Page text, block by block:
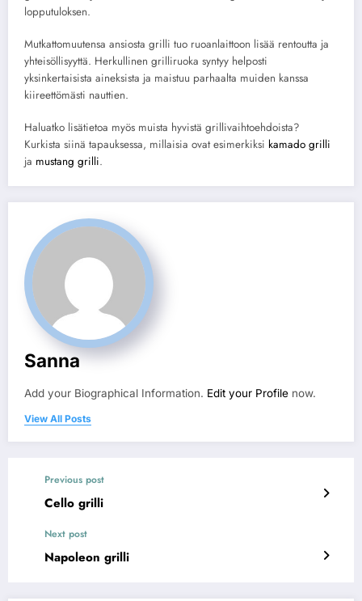
lopputuloksen.
Mutkattomuutensa ansiosta grilli tuo ruoanlaittoon lisää rentoutta ja
yhteisöllisyyttä. Herkullinen grilliruoka syntyy helposti
yksinkertaisista aineksista ja maistuu parhaalta muiden kanssa
kiireettömästi nauttien.
Haluatko lisätietoa myös muista hyvistä grillivaihtoehdoista?
Kurkista siinä tapauksessa, millaisia ovat esimerkiksi kamado grilli
ja mustang grilli.
Sanna
Add your Biographical Information. Edit your Profile now.
View All Posts
Previous post
Cello grilli
Next post
Napoleon grilli